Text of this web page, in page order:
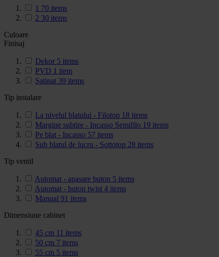
1 70 items
2 30 items
Culoare
Finisaj
Dekor 5 items
PVD 1 item
Satinat 39 items
Tip instalare
La nivelul blatului - Filotop 18 items
Margine subtire - Incasso Semifilo 19 items
Pe blat - Incasso 57 items
Sub blatul de lucru - Sottotop 28 items
Tip ventil
Automat - apasare buton 5 items
Automat - buton twist 4 items
Manual 91 items
Dimensiune cabinet
45 cm 11 items
50 cm 7 items
55 cm 5 items